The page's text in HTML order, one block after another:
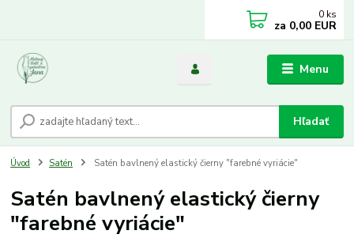
Menu
Hľadať
0 ks
za 0,00 EUR
Úvod Satén Satén bavlnený elastický čierny "farebné vyriácie"
Satén bavlnený elastický čierny
"farebné vyriácie"